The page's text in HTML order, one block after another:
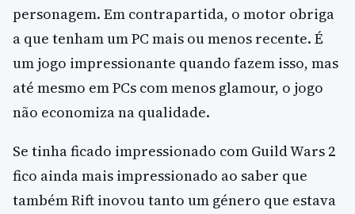
personagem. Em contrapartida, o motor obriga
a que tenham um PC mais ou menos recente. É
um jogo impressionante quando fazem isso, mas
até mesmo em PCs com menos glamour, o jogo
não economiza na qualidade.
Se tinha ficado impressionado com Guild Wars 2
fico ainda mais impressionado ao saber que
também Rift inovou tanto um género que estava